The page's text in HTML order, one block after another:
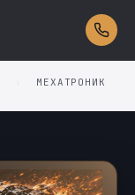
МЕХАТРОНИК